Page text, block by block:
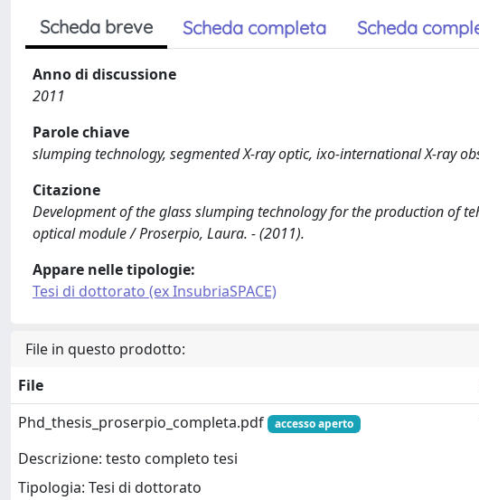
Scheda breve Scheda completa Scheda
Anno di discussione
2011
Parole chiave
slumping technology, segmented X-ray optic, ixo-international X-ray
Citazione
Development of the glass slumping technology for the production of
optical module / Proserpio, Laura. - (2011).
Appare nelle tipologie:
Tesi di dottorato (ex InsubriaSPACE)
File in questo prodotto:
File
Phd_thesis_proserpio_completa.pdf
accesso aperto
Descrizione: testo completo tesi
Tipologia: Tesi di dottorato